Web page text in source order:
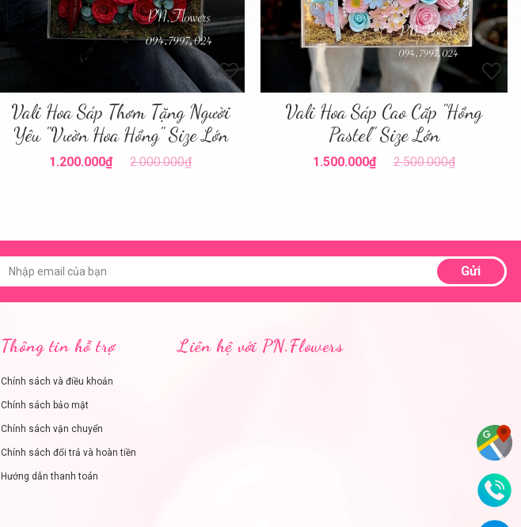
Vali Hoa Sáp Thơm Tặng Người
Yêu "Vườn Hoa Hồng" Size Lớn
1.200.000₫ 2.000.000₫
Vali Hoa Sáp Cao Cấp "Hồng
Pastel" Size Lớn
1.500.000₫ 2.500.000₫
Gửi
Thông tin hỗ trợ
Chính sách và điều khoản
Chính sách bảo mật
Chính sách vận chuyển
Chính sách đổi trả và hoàn tiền
Hướng dẫn thanh toán
Liên hệ với PN.Flowers